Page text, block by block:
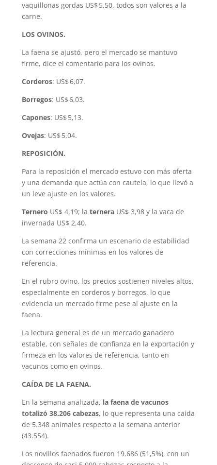
vaquillonas gordas US$ 5,50, todos son valores a la
carne.
LOS OVINOS.
La faena se ajustó, pero el mercado se mantuvo
firme, dice el comentario para los ovinos.
Corderos: US$ 6,07.
Borregos: US$ 6,03.
Capones: US$ 5,13.
Ovejas: US$ 5,04.
REPOSICIÓN.
Para la reposición el mercado estuvo con más oferta
y una demanda que actúa con cautela, lo que llevó a
un leve ajuste en los valores.
Ternero US$ 4,19; la terneraUS$ 3,98 y la vaca de
invernada US$ 2,40.
La semana 22 confirma un escenario de estabilidad
con correcciones mínimas en los valores de
referencia.
En el rubro ovino, los precios sostienen niveles altos,
especialmente en corderos y borregos, lo que
evidencia un mercado firme pese al ajuste en la
faena.
La lectura general es de un mercado ganadero
estable, con señales de confianza en la exportación y
firmeza en los valores de referencia, tanto en
vacunos como en ovinos.
CAÍDA DE LA FAENA.
En la semana analizada, la faena de vacunos
totalizó 38.206 cabezas, lo que representa una caída
de 5.348 animales respecto a la semana anterior
(43.554).
Los novillos faenados fueron 19.686 (51,5%), con un